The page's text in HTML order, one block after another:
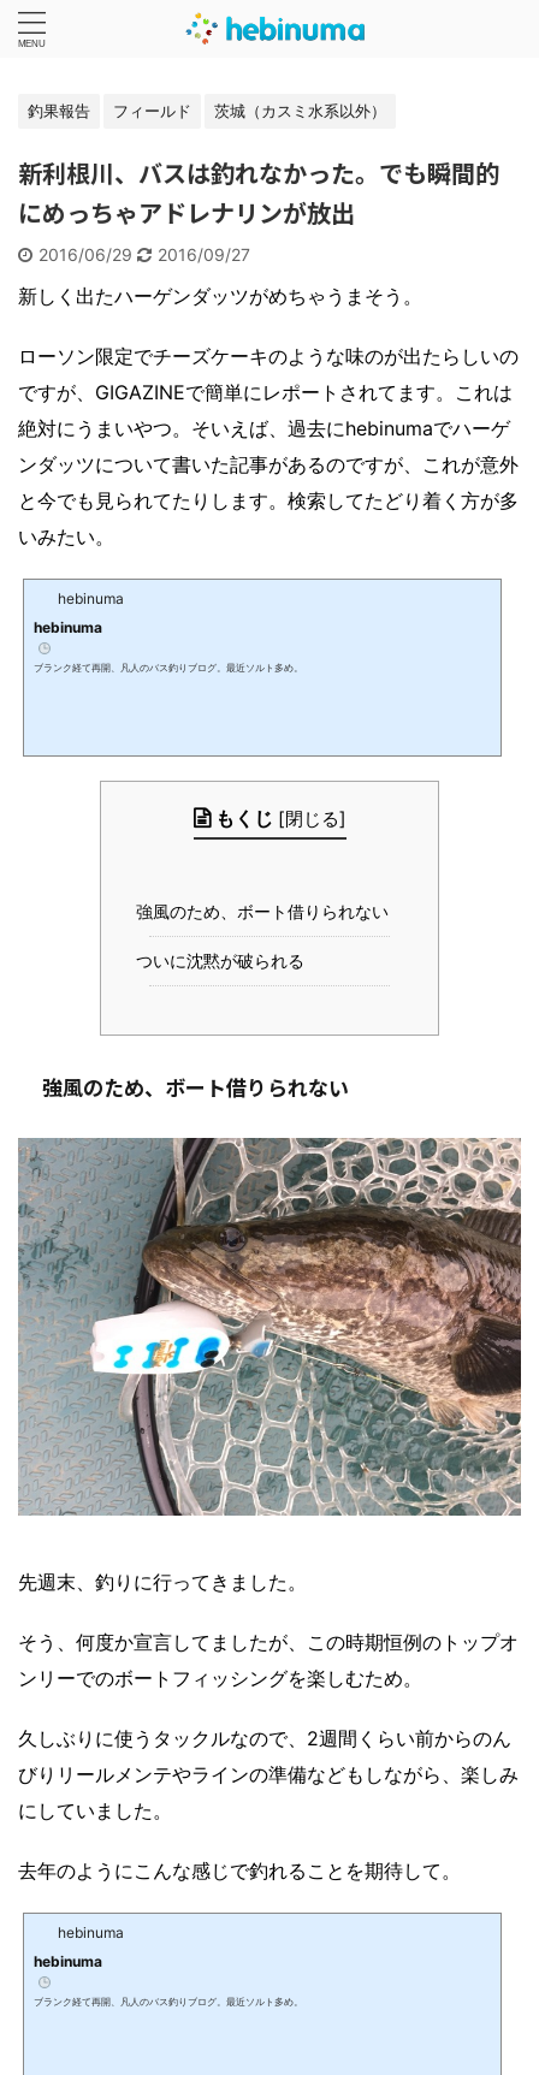
釣果報告 フィールド 茨城（カスミ水系以外）
新利根川、バスは釣れなかった。でも瞬間的
にめっちゃアドレナリンが放出
2016/06/29 2016/09/27
新しく出たハーゲンダッツがめちゃうまそう。
ローソン限定でチーズケーキのような味のが出たらしいの
ですが、GIGAZINEで簡単にレポートされてます。これは
絶対にうまいやつ。そいえば、過去にhebinumaでハーゲ
ンダッツについて書いた記事があるのですが、これが意外
と今でも見られてたりします。検索してたどり着く方が多
いみたい。
hebinuma
hebinuma
ブランク経て再開、凡人のバス釣りブログ。最近ソルト多め。
もくじ [閉じる]
強風のため、ボート借りられない
ついに沈黙が破られる
強風のため、ボート借りられない
先週末、釣りに行ってきました。
そう、何度か宣言してましたが、この時期恒例のトップオ
ンリーでのボートフィッシングを楽しむため。
久しぶりに使うタックルなので、2週間くらい前からのん
びりリールメンテやラインの準備などもしながら、楽しみ
にしていました。
去年のようにこんな感じで釣れることを期待して。
hebinuma
hebinuma
ブランク経て再開、凡人のバス釣りブログ。最近ソルト多め。